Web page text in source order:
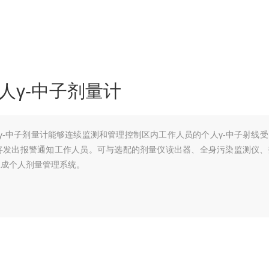
γ-中子剂量计
中子剂量计能够连续监测和管理控制区内工作人员的个人γ-中子射线
出报警通知工作人员。可与选配的剂量仪读出器、全身污染监测仪
个人剂量管理系统。